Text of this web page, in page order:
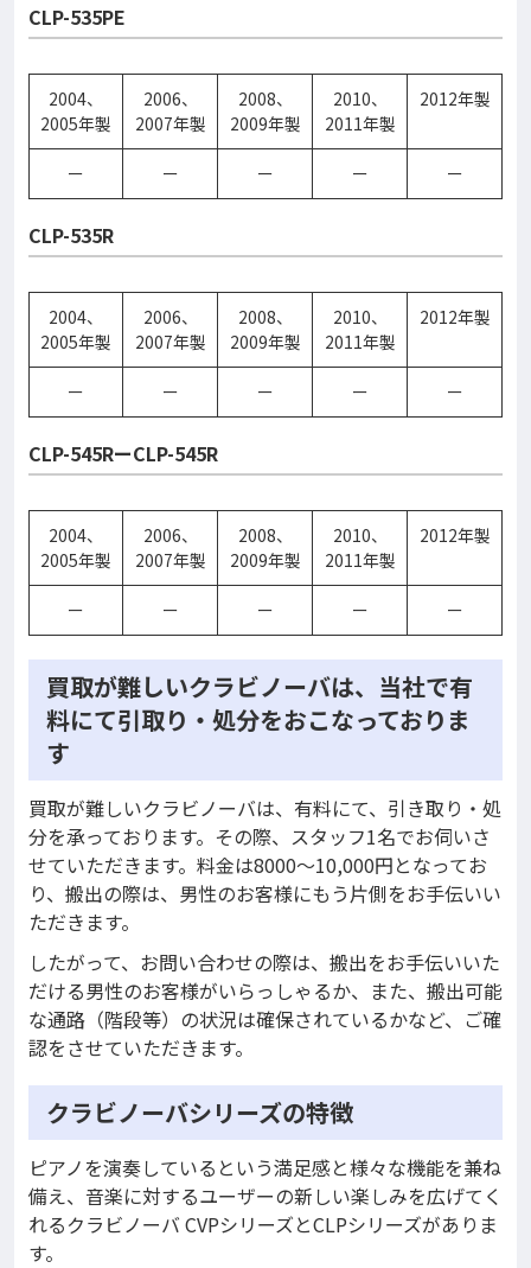
CLP-535PE
2004、
2005年製
2006、
2007年製
2008、
2009年製
2010、
2011年製
2012年製
ー ー ー ー ー
CLP-535R
2004、
2005年製
2006、
2007年製
2008、
2009年製
2010、
2011年製
2012年製
ー ー ー ー ー
CLP-545RーCLP-545R
2004、
2005年製
2006、
2007年製
2008、
2009年製
2010、
2011年製
2012年製
ー ー ー ー ー
買取が難しいクラビノーバは、当社で有
料にて引取り・処分をおこなっておりま
す
買取が難しいクラビノーバは、有料にて、引き取り・処
分を承っております。その際、スタッフ1名でお伺いさ
せていただきます。料金は8000～10,000円となってお
り、搬出の際は、男性のお客様にもう片側をお手伝いい
ただきます。
したがって、お問い合わせの際は、搬出をお手伝いいた
だける男性のお客様がいらっしゃるか、また、搬出可能
な通路（階段等）の状況は確保されているかなど、ご確
認をさせていただきます。
クラビノーバシリーズの特徴
ピアノを演奏しているという満足感と様々な機能を兼ね
備え、音楽に対するユーザーの新しい楽しみを広げてく
れるクラビノーバ CVPシリーズとCLPシリーズがありま
す。